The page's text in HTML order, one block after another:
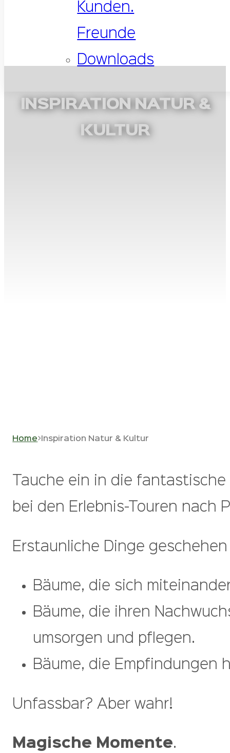
Kunden.
Freunde
Downloads
INSPIRATION NATUR &
KULTUR
Home> Inspiration Natur & Kultur
Tauche ein in die
bei den Erlebnis-Touren nach
Erstaunliche Dinge geschehen
Bäume, die sich
Bäume, die ihren
umsorgen und pflegen.
Bäume, die Empfindungen
Unfassbar? Aber wahr!
Magische Momente.